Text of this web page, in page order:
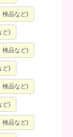
検品など)
ど)
検品など)
ど)
検品など)
ど)
検品など)